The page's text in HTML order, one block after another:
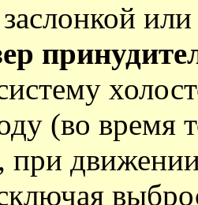
(во время
при